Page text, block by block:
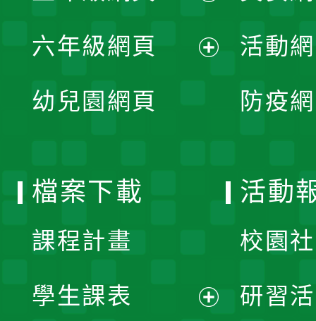
單
開
選
開
六年級網頁
幼兒園網頁
活動
防疫
檔案下載
課程計畫
學生課表
活動
校園
研習